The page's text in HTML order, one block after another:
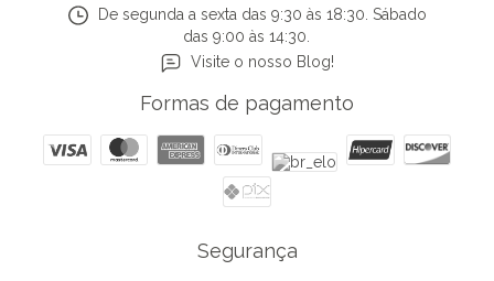
De segunda a sexta das 9:30 às 18:30. Sábado
das 9:00 às 14:30.
Visite o nosso Blog!
Formas de pagamento
Segurança